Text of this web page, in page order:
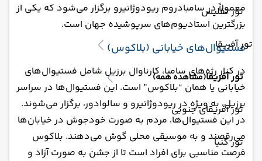
تور تفلیس
تور آفریقا
تور آفریقا(مشاهده همه)
تور آفریقای جنوبی
تور کنیا
معمولاً در سامبادروم ریودوژانیرو برگزار می‌شود که یکی از
بزرگترین استادیوم‌های سرپوشیده جهان است.
فستیوال‌های خیابانی (بلاکوس)
در کنار رژه‌های سامبا، کارناوال برزیل شامل فستیوال‌های
خیابانی یا همان “بلاکوس” است. این فستیوال‌ها در سراسر
برزیل، به ویژه در ریودوژانیرو و سالوادور، برگزار می‌شوند.
در این فستیوال‌ها، مردم به صورت خودجوش در خیابان‌ها
می‌رقصند و به موسیقی محلی گوش می‌دهند. بلاکوس
فرصت مناسبی برای افراد است تا از جشن به صورت آزاد و